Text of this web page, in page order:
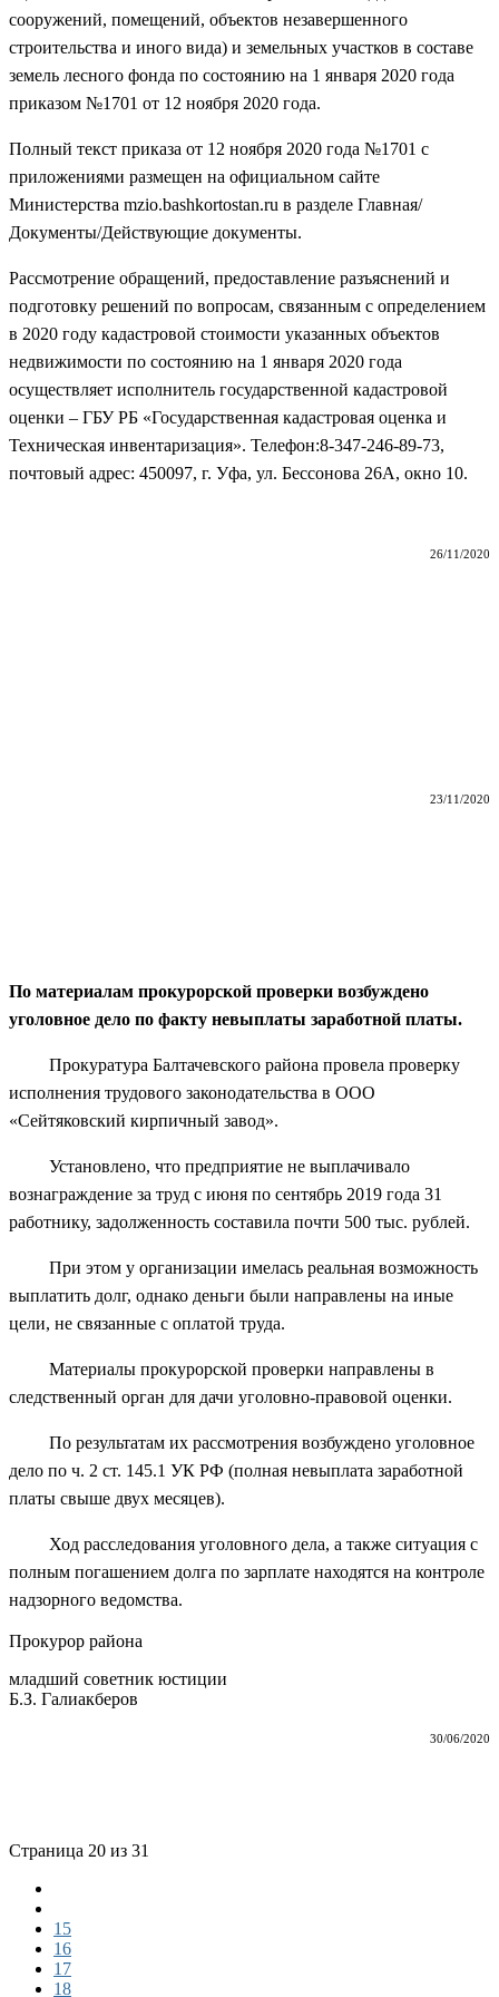
сооружений, помещений, объектов незавершенного
строительства и иного вида) и земельных участков в составе
земель лесного фонда по состоянию на 1 января 2020 года
приказом №1701 от 12 ноября 2020 года.
Полный текст приказа от 12 ноября 2020 года №1701 с
приложениями размещен на официальном сайте
Министерства mzio.bashkortostan.ru в разделе Главная/
Документы/Действующие документы.
Рассмотрение обращений, предоставление разъяснений и
подготовку решений по вопросам, связанным с определением
в 2020 году кадастровой стоимости указанных объектов
недвижимости по состоянию на 1 января 2020 года
осуществляет исполнитель государственной кадастровой
оценки – ГБУ РБ «Государственная кадастровая оценка и
Техническая инвентаризация». Телефон:8-347-246-89-73,
почтовый адрес: 450097, г. Уфа, ул. Бессонова 26А, окно 10.
26/11/2020
23/11/2020
По материалам прокурорской проверки возбуждено
уголовное дело по факту невыплаты заработной платы.
Прокуратура Балтачевского района провела проверку
исполнения трудового законодательства в ООО
«Сейтяковский кирпичный завод».
Установлено, что предприятие не выплачивало
вознаграждение за труд с июня по сентябрь 2019 года 31
работнику, задолженность составила почти 500 тыс. рублей.
При этом у организации имелась реальная возможность
выплатить долг, однако деньги были направлены на иные
цели, не связанные с оплатой труда.
Материалы прокурорской проверки направлены в
следственный орган для дачи уголовно-правовой оценки.
По результатам их рассмотрения возбуждено уголовное
дело по ч. 2 ст. 145.1 УК РФ (полная невыплата заработной
платы свыше двух месяцев).
Ход расследования уголовного дела, а также ситуация с
полным погашением долга по зарплате находятся на контроле
надзорного ведомства.
Прокурор района
младший советник юстиции
Б.З. Галиакберов
30/06/2020
Страница 20 из 31
15
16
17
18